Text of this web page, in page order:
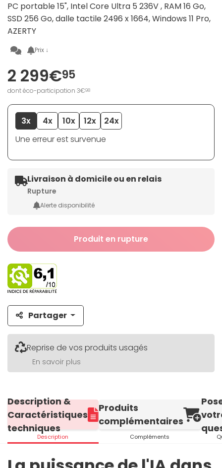
PC portable 15", Intel Core Ultra 5 236V , RAM 16 Go,
SSD 256 Go, dalle tactile 2496 x 1664, Windows 11 Pro,
AZERTY
Prix ↓
2 299€95
dont éco-participation 3€98
3x 4x 10x 12x
24x
Une erreur est survenue
Livraison à domicile ou en relais
Rupture
Alerte disponibilité
Produit en rupture
Partager
Reprise de vos produits usagés
En savoir plus
Description &
Caractéristiques
techniques
Description
Produits
complémentaires
Compléments